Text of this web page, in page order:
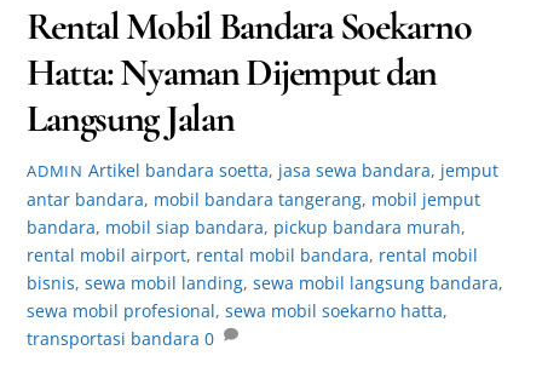
Rental Mobil Bandara Soekarno
Hatta: Nyaman Dijemput dan
Langsung Jalan
ADMIN Artikel bandara soetta, jasa sewa bandara, jemput
antar bandara, mobil bandara tangerang, mobil jemput
bandara, mobil siap bandara, pickup bandara murah,
rental mobil airport, rental mobil bandara, rental mobil
bisnis,sewa mobil landing,sewa mobil langsung bandara,
sewa mobil profesional,sewa mobil soekarno hatta,
transportasi bandara 0